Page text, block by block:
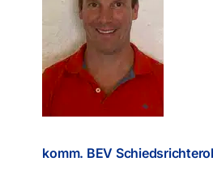
komm. BEV